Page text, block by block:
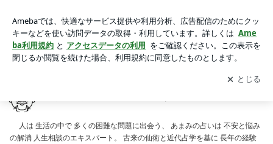
アプリをダウンロードして ブログの更新通知
を受け取りまし
ょう。
開く
人は 生活の中で 多くの困難な問題に出会う、 あまみの占いは 不安と悩み
の解消 人生相談のエキスパート。 古来の仙術と近代占学を基に 長年の経験